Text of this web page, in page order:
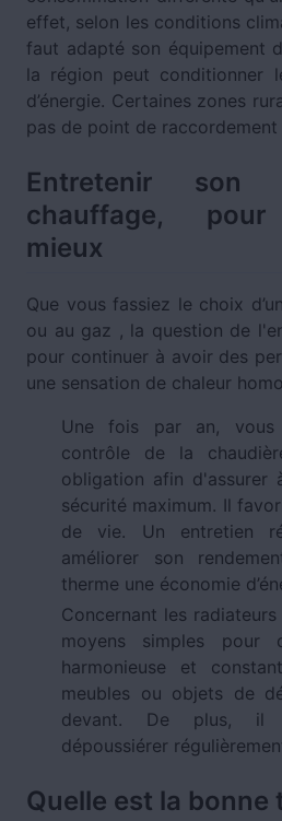
effet, selon les conditions
faut adapté son équipement
la région peut conditionner
d’énergie. Certaines zones
pas de point de raccordement
Entretenir son
chauffage, pour
mieux
Que vous fassiez le choix
ou au gaz , la question de
pour continuer à avoir des
une sensation de chaleur
Une fois par an, vous
contrôle de la
obligation afin d'assurer
sécurité maximum. Il
de vie. Un entretien
améliorer son
therme une économie
Concernant les
moyens simples pour
harmonieuse et
meubles ou objets de
devant. De plus, il
dépoussiérer
Quelle est la bonne